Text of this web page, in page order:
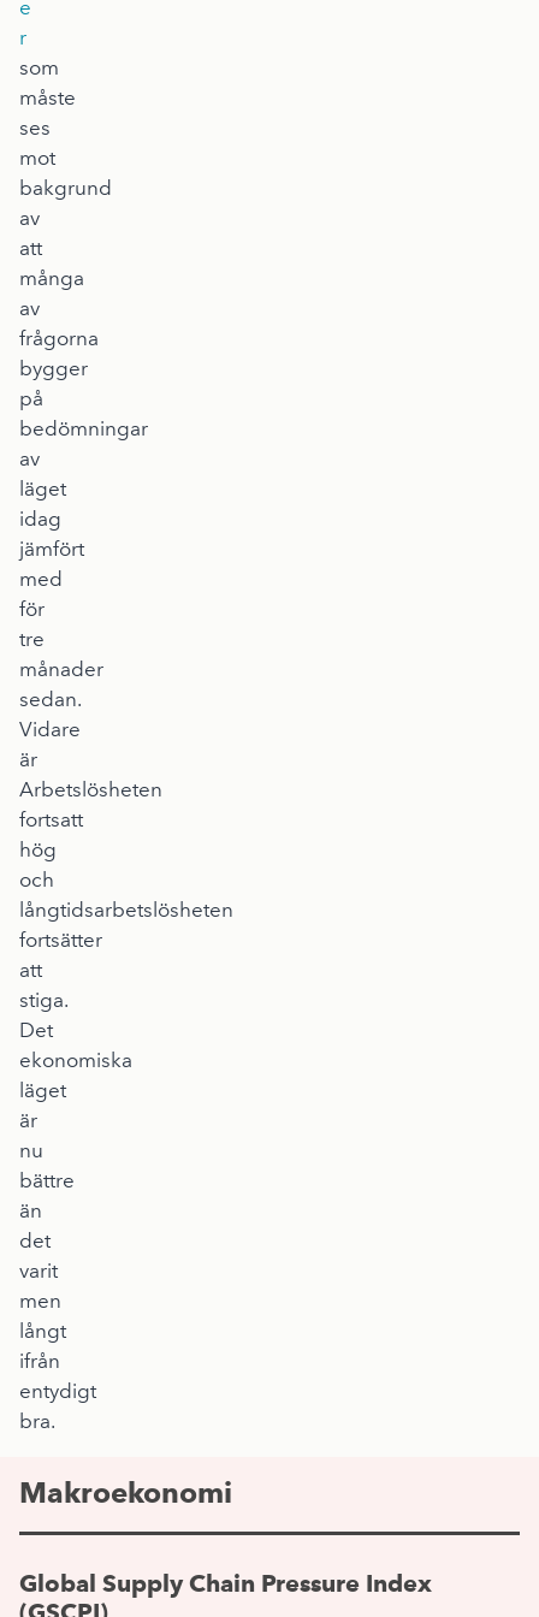
e
r
som
måste
ses
mot
bakgrund
av
att
många
av
frågorna
bygger
på
bedömningar
av
läget
idag
jämfört
med
för
tre
månader
sedan.
Vidare
är
Arbetslösheten
fortsatt
hög
och
långtidsarbetslösheten
fortsätter
att
stiga.
Det
ekonomiska
läget
är
nu
bättre
än
det
varit
men
långt
ifrån
entydigt
bra.
Makroekonomi
Global Supply Chain Pressure Index